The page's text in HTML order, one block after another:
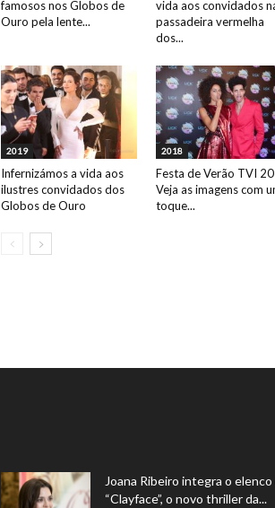
famosos nos Globos de
Ouro pela lente...
vida aos convidados
passadeira vermelha
dos...
2019
Infernizámos a vida aos
ilustres convidados dos
Globos de Ouro
2018
Festa de Verão TVI
Veja as imagens com
toque...
Joana Ribeiro integra o
“Clayface”, o novo thriller da...